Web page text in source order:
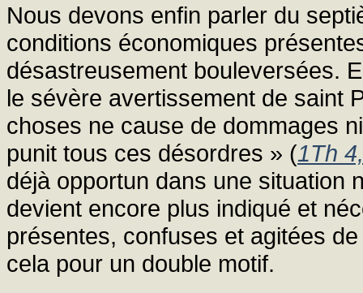
Nous devons enfin parler du
conditions économiques
désastreusement bouleversées.
le sévère avertissement de saint
choses ne cause de dommages
punit tous ces désordres » (1Th
déjà opportun dans une situation
devient encore plus indiqué et
présentes, confuses et agitées
cela pour un double motif.